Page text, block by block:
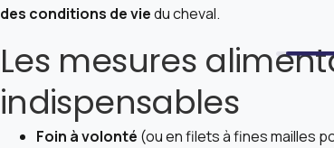
des conditions de viedu cheval.
Les mesures
indispensables
Foin à volonté (ou en filets à fines mailles